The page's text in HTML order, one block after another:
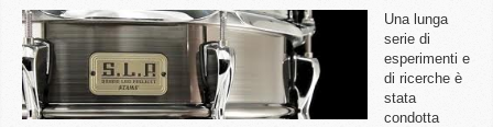
Una lunga
serie di
esperimenti e
di ricerche è
stata
condotta